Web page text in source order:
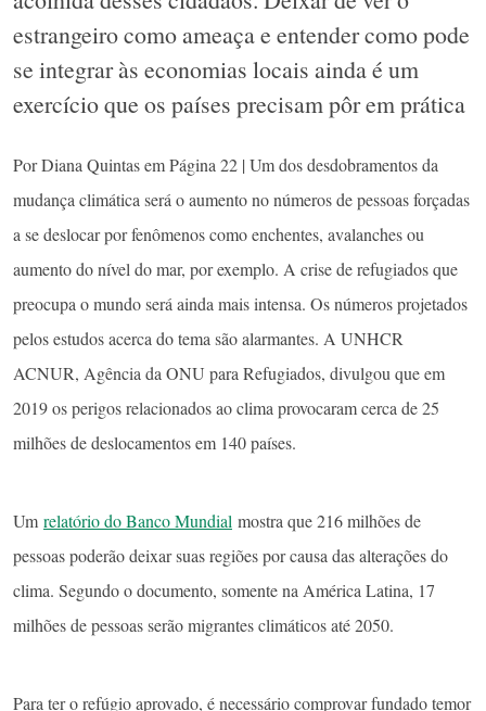
estrangeiro como ameaça e entender como pode
se integrar às economias locais ainda é um
exercício que os países precisam pôr em prática
Por Diana Quintas em Página 22 | Um dos desdobramentos da
mudança climática será o aumento no números de pessoas forçadas
a se deslocar por fenômenos como enchentes, avalanches ou
aumento do nível do mar, por exemplo. A crise de refugiados que
preocupa o mundo será ainda mais intensa. Os números projetados
pelos estudos acerca do tema são alarmantes. A UNHCR
ACNUR, Agência da ONU para Refugiados, divulgou que em
2019 os perigos relacionados ao clima provocaram cerca de 25
milhões de deslocamentos em 140 países.
Um relatório do Banco Mundial mostra que 216 milhões de
pessoas poderão deixar suas regiões por causa das alterações do
clima. Segundo o documento, somente na América Latina, 17
milhões de pessoas serão migrantes climáticos até 2050.
Para ter o refúgio aprovado, é necessário comprovar fundado temor